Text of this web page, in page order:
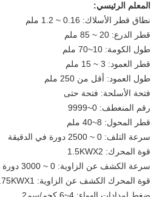
المعلم الرئيسي:
نطاق قطر الأسلاك: 0.16 ~ 1.2 ملم
قطر الدرع: 20 ~ 85 ملم
طول الكومة: 10~70 ملم
قطر العمود: 3 ~ 15 ملم
طول العمود: أقل من 250 ملم
فتحة الأسلحة: فتحة حتى
رقم المنعطف: 0~9999
قطر المحول: 8~40 ملم
سرعة التلف: 0 ~ 2500 دورة في الدقيقة
قوة المحرك: 1.5KWX2
سرعة الكشف عن الزاوية: 0 ~ 3000 دورة في الدقيقة
قوة المحرك الكشف عن الزاوية: 0.75KWX1